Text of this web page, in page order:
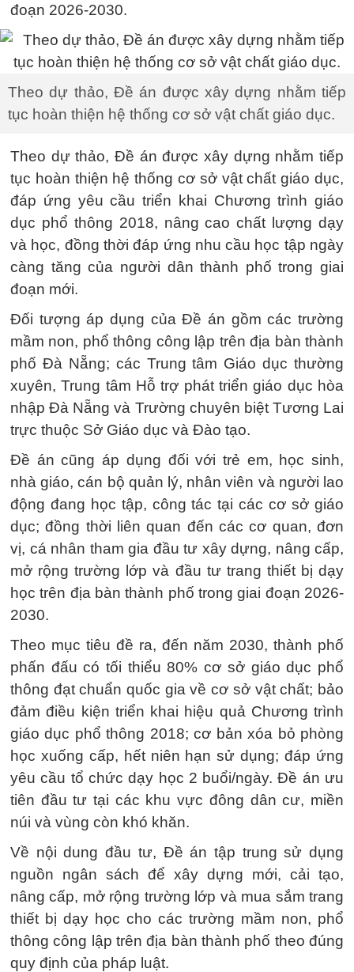
đoạn 2026-2030.
Theo dự thảo, Đề án được xây dựng nhằm tiếp
tục hoàn thiện hệ thống cơ sở vật chất giáo dục.
Theo dự thảo, Đề án được xây dựng nhằm tiếp
tục hoàn thiện hệ thống cơ sở vật chất giáo dục,
đáp ứng yêu cầu triển khai Chương trình giáo
dục phổ thông 2018, nâng cao chất lượng dạy
và học, đồng thời đáp ứng nhu cầu học tập ngày
càng tăng của người dân thành phố trong giai
đoạn mới.
Đối tượng áp dụng của Đề án gồm các trường
mầm non, phổ thông công lập trên địa bàn thành
phố Đà Nẵng; các Trung tâm Giáo dục thường
xuyên, Trung tâm Hỗ trợ phát triển giáo dục hòa
nhập Đà Nẵng và Trường chuyên biệt Tương Lai
trực thuộc Sở Giáo dục và Đào tạo.
Đề án cũng áp dụng đối với trẻ em, học sinh,
nhà giáo, cán bộ quản lý, nhân viên và người lao
động đang học tập, công tác tại các cơ sở giáo
dục; đồng thời liên quan đến các cơ quan, đơn
vị, cá nhân tham gia đầu tư xây dựng, nâng cấp,
mở rộng trường lớp và đầu tư trang thiết bị dạy
học trên địa bàn thành phố trong giai đoạn 2026-
2030.
Theo mục tiêu đề ra, đến năm 2030, thành phố
phấn đấu có tối thiểu 80% cơ sở giáo dục phổ
thông đạt chuẩn quốc gia về cơ sở vật chất; bảo
đảm điều kiện triển khai hiệu quả Chương trình
giáo dục phổ thông 2018; cơ bản xóa bỏ phòng
học xuống cấp, hết niên hạn sử dụng; đáp ứng
yêu cầu tổ chức dạy học 2 buổi/ngày. Đề án ưu
tiên đầu tư tại các khu vực đông dân cư, miền
núi và vùng còn khó khăn.
Về nội dung đầu tư, Đề án tập trung sử dụng
nguồn ngân sách để xây dựng mới, cải tạo,
nâng cấp, mở rộng trường lớp và mua sắm trang
thiết bị dạy học cho các trường mầm non, phổ
thông công lập trên địa bàn thành phố theo đúng
quy định của pháp luật.